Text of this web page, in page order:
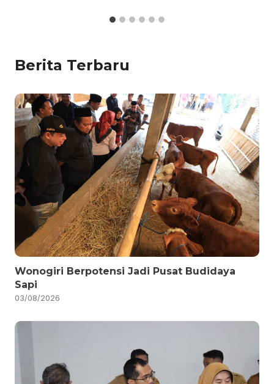
Berita Terbaru
Wonogiri Berpotensi Jadi Pusat Budidaya
Sapi
03/08/2026